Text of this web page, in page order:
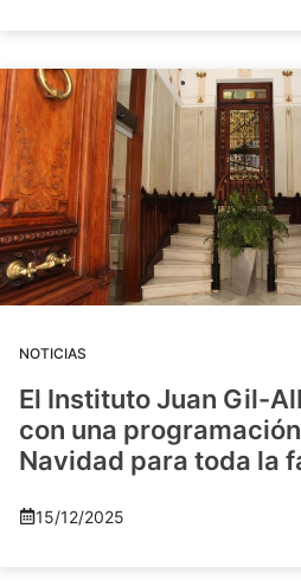
NOTICIAS
El Instituto Juan Gil-
con una
Navidad para toda la
15/12/2025